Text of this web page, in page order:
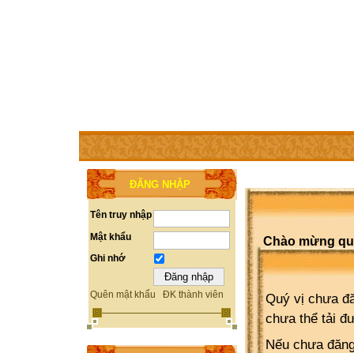
TRANG CHỦ THÀNH VIÊN TRỢ GIÚP WEBSITE
ĐĂNG NHẬP
Tên truy nhập
Mật khẩu
Ghi nhớ
Quên mật khẩu ĐK thành viên
Chào mừng
Quý vị chưa
chưa thể tải
Nếu chưa